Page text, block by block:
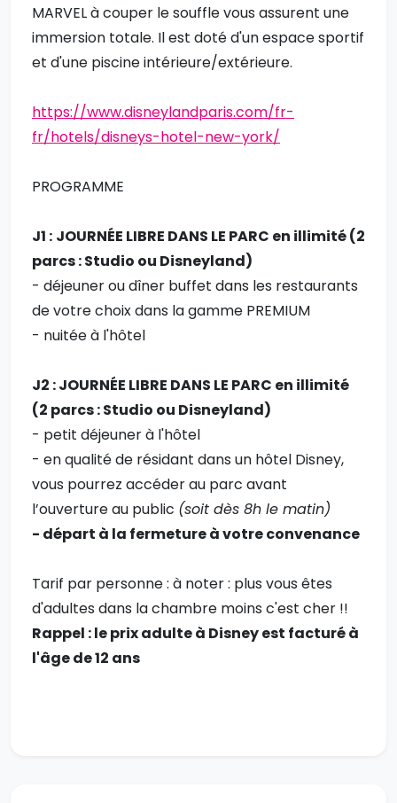
MARVEL à couper le souffle vous assurent une
immersion totale. Il est doté d'un espace sportif
et d'une piscine intérieure/extérieure.
https://www.disneylandparis.com/fr-
fr/hotels/disneys-hotel-new-york/
PROGRAMME
J1 : JOURNÉE LIBRE DANS LE PARC en illimité (2
parcs : Studio ou Disneyland)
- déjeuner ou dîner buffet dans les restaurants
de votre choix dans la gamme PREMIUM
- nuitée à l'hôtel
J2 : JOURNÉE LIBRE DANS LE PARC en illimité
(2 parcs : Studio ou Disneyland)
- petit déjeuner à l'hôtel
- en qualité de résidant dans un hôtel Disney,
vous pourrez accéder au parc avant
l’ouverture au public (soit dès 8h le matin)
- départ à la fermeture à votre convenance
Tarif par personne : à noter : plus vous êtes
d'adultes dans la chambre moins c'est cher !!
Rappel : le prix adulte à Disney est facturé à
l'âge de 12 ans